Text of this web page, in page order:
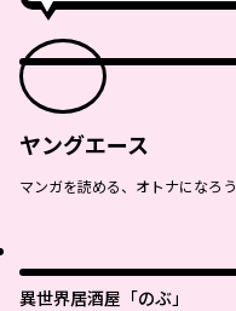
ヤングエース
マンガを読める、オトナになろう
異世界居酒屋「のぶ」